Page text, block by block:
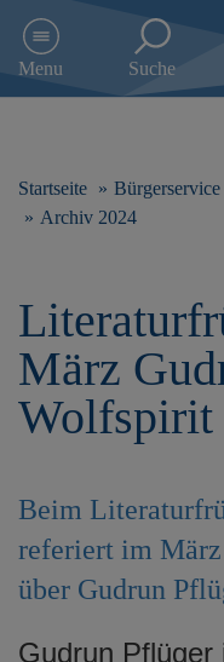
e
n
Menu Suche
Startseite Bürgerservice
Archiv 2024
März
Wolfspirit
Beim
referiert im
über Gudrun
Gudrun Pflüger